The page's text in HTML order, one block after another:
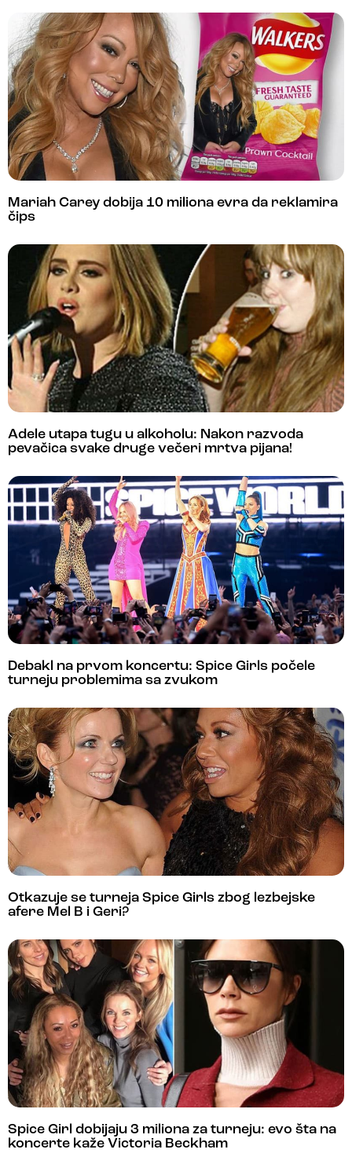
Mariah Carey dobija 10 miliona evra da reklamira
čips
Adele utapa tugu u alkoholu: Nakon razvoda
pevačica svake druge večeri mrtva pijana!
Debakl na prvom koncertu: Spice Girls počele
turneju problemima sa zvukom
Otkazuje se turneja Spice Girls zbog lezbejske
afere Mel B i Geri?
Spice Girl dobijaju 3 miliona za turneju: evo šta na
koncerte kaže Victoria Beckham